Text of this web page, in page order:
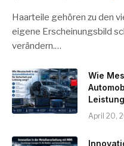
Haarteile gehören zu den
eigene Erscheinungsbild
verändern.…
Wie
April 20,